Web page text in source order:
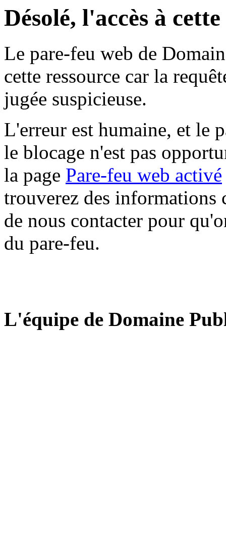
Désolé, l'accès à
Le pare-feu web de
cette ressource car la
jugée suspicieuse.
L'erreur est humaine, et le
le blocage n'est pas
la page Pare-feu web activé
trouverez des informations
de nous contacter pour
du pare-feu.
L'équipe de Domaine